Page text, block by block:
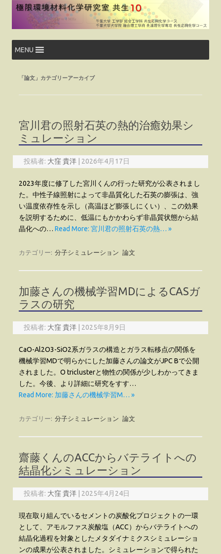
コ
ン
ツ
キ
ッ
MENU
「論文 」カテゴリーアーカイブ
宮川君の照射石英の熱的治癒効果シ
ミュレーション
投稿者: 大窪 貴洋 2026年4月17日
2023年度に修了した宮川くんの行った研究が公表されまし
た。中性子線照射によって非晶質化した石英の膨張は、強
い温度依存性を示し（高温ほど膨張しにくい）、この効果
を説明するために、低温にもかかわらず非晶質状態から結
晶化への… Read More: 宮川君の照射石英の熱… »
カテゴリー: 分子シミュレーション 論文
加藤さんの機械学習MDによるCASガ
ラスの研究
投稿者: 大窪 貴洋 2025年8月9日
CaO-Al2O3-SiO2系ガラスの構造とガラス転移点の関係を
機械学習MDで明らかにした加藤さんの論文がJPC Bで公開
されました。O triclusterと物性の関係が少しわかってきま
した。今後、より詳細に研究をすす…
Read More: 加藤さんの機械学習M… »
カテゴリー: 分子シミュレーション 論文
齋藤くんのACCからバテライトへの
結晶化シミュレーション
投稿者: 大窪 貴洋 2025年4月24日
現在取り組んでいるセメントの炭酸化プロジェクトの一環
として、アモルファス炭酸塩（ACC）からバテライトへの
結晶化過程を対象としたメタダイナミクスシミュレーショ
ンの成果が公表されました。シミュレーションで得られた